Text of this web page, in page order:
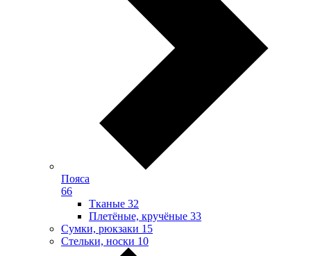
Пояса
66
Тканые 32
Плетёные, кручёные 33
Сумки, рюкзаки 15
Стельки, носки 10